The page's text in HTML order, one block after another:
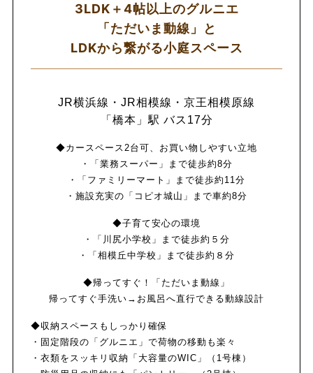
3LDK＋4帖以上のグルニエ
「ただいま動線」と
LDKから繋がる小庭スペース
JR横浜線・JR相模線・京王相模原線
「橋本」駅 バス17分
◆カースペース2台可、お買い物しやすい立地
・「業務スーパー」まで徒歩約8分
・「ファミリーマート」まで徒歩約11分
・施設充実の「コピオ城山」まで車約8分
◆子育て安心の環境
・「川尻小学校」まで徒歩約５分
・「相模丘中学校」まで徒歩約８分
◆帰ってすぐ！「ただいま動線」
帰ってすぐ手洗い→お風呂へ直行できる動線設計
◆収納スペースもしっかり確保
・固定階段の「グルニエ」で荷物の移動も楽々
・衣類をスッキリ収納「大容量のWIC」（1号棟）